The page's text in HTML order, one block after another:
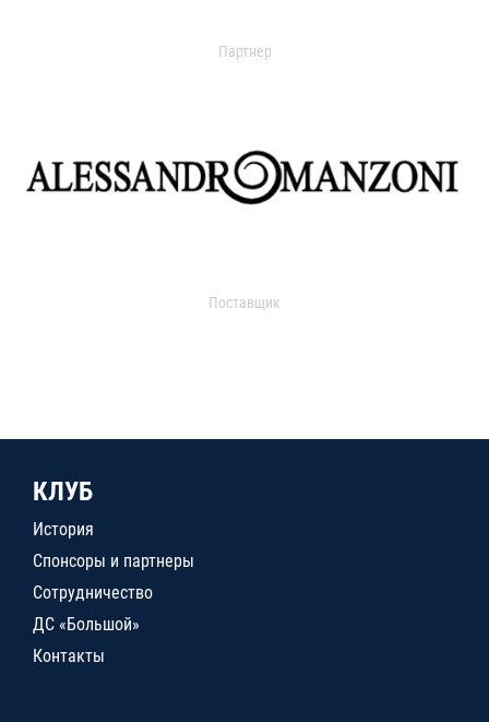
Партнер
Поставщик
КЛУБ
История
Спонсоры и партнеры
Сотрудничество
ДС «Большой»
Контакты